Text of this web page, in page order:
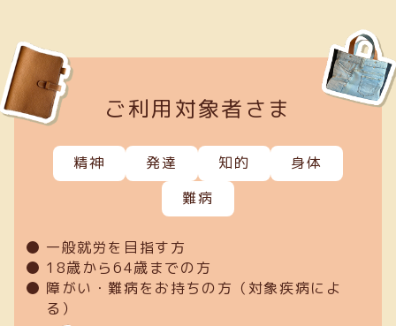
ご利用対象者さま
精神 発達 知的
身体
難病
一般就労を目指す方
18歳から64歳までの方
障がい・難病をお持ちの方（対象疾病によ
る）